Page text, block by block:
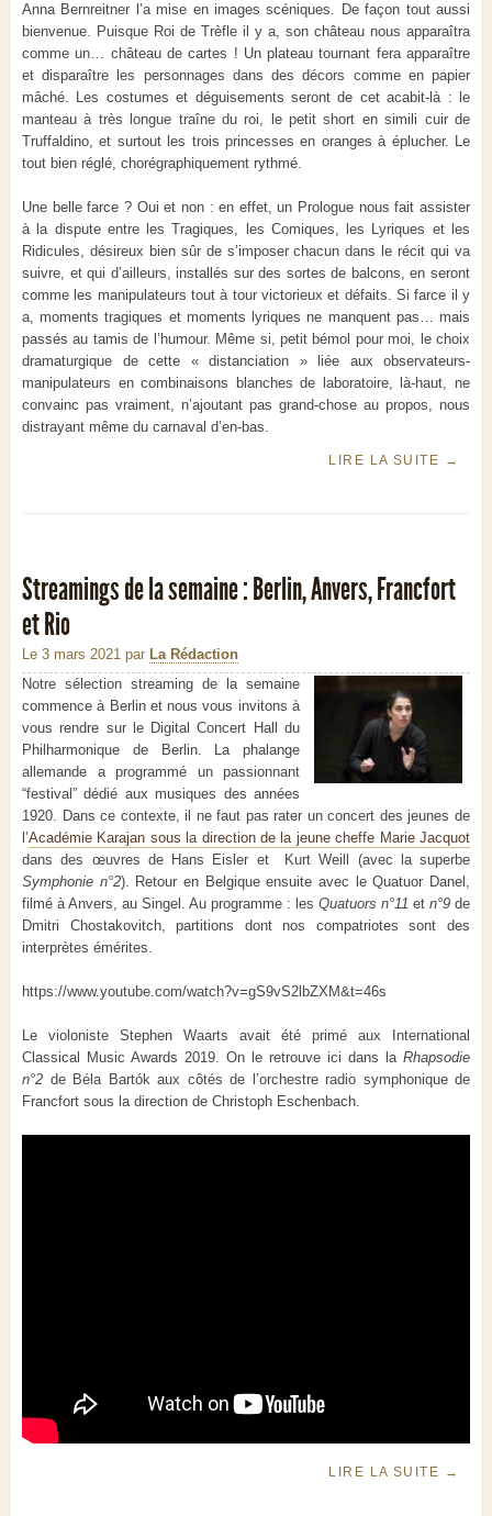
Anna Bernreitner l’a mise en images scéniques. De façon tout aussi
bienvenue. Puisque Roi de Trèfle il y a, son château nous apparaîtra
comme un… château de cartes ! Un plateau tournant fera apparaître
et disparaître les personnages dans des décors comme en papier
mâché. Les costumes et déguisements seront de cet acabit-là : le
manteau à très longue traîne du roi, le petit short en simili cuir de
Truffaldino, et surtout les trois princesses en oranges à éplucher. Le
tout bien réglé, chorégraphiquement rythmé.
Une belle farce ? Oui et non : en effet, un Prologue nous fait assister
à la dispute entre les Tragiques, les Comiques, les Lyriques et les
Ridicules, désireux bien sûr de s’imposer chacun dans le récit qui va
suivre, et qui d’ailleurs, installés sur des sortes de balcons, en seront
comme les manipulateurs tout à tour victorieux et défaits. Si farce il y
a, moments tragiques et moments lyriques ne manquent pas… mais
passés au tamis de l’humour. Même si, petit bémol pour moi, le choix
dramaturgique de cette « distanciation » liée aux observateurs-
manipulateurs en combinaisons blanches de laboratoire, là-haut, ne
convainc pas vraiment, n’ajoutant pas grand-chose au propos, nous
distrayant même du carnaval d’en-bas.
LIRE LA SUITE →
Streamings de la semaine : Berlin, Anvers, Francfort
et Rio
Le 3 mars 2021 par La Rédaction
Notre sélection streaming de la semaine
commence à Berlin et nous vous invitons à
vous rendre sur le Digital Concert Hall du
Philharmonique de Berlin. La phalange
allemande a programmé un passionnant
“festival” dédié aux musiques des années
1920. Dans ce contexte, il ne faut pas rater un concert des jeunes de
l’Académie Karajan sous la direction de la jeune cheffe Marie Jacquot
dans des œuvres de Hans Eisler et Kurt Weill (avec la superbe
Symphonie n°2). Retour en Belgique ensuite avec le Quatuor Danel,
filmé à Anvers, au Singel. Au programme : les Quatuors n°11 et n°9 de
Dmitri Chostakovitch, partitions dont nos compatriotes sont des
interprètes émérites.
https://www.youtube.com/watch?v=gS9vS2lbZXM&t=46s
Le violoniste Stephen Waarts avait été primé aux International
Classical Music Awards 2019. On le retrouve ici dans la Rhapsodie
n°2 de Béla Bartók aux côtés de l’orchestre radio symphonique de
Francfort sous la direction de Christoph Eschenbach.
LIRE LA SUITE →